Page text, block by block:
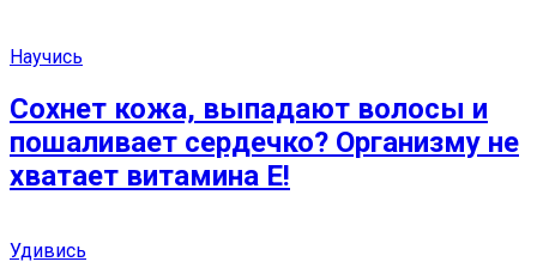
Научись
Сохнет кожа, выпадают волосы и
пошаливает сердечко? Организму не
хватает витамина Е!
Удивись